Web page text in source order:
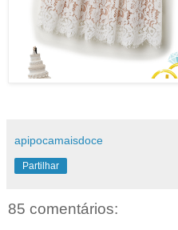
apipocamaisdoce
Partilhar
85 comentários: